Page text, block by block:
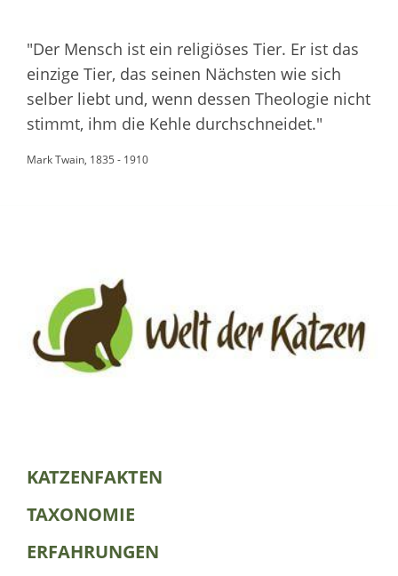
"Der Mensch ist ein religiöses Tier. Er ist das
einzige Tier, das seinen Nächsten wie sich
selber liebt und, wenn dessen Theologie nicht
stimmt, ihm die Kehle durchschneidet."
Mark Twain, 1835 - 1910
KATZENFAKTEN
TAXONOMIE
ERFAHRUNGEN